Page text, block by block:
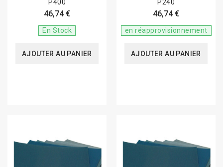
P400
46,74 €
En Stock
AJOUTER AU PANIER
P240
46,74 €
en réapprovisionnement
AJOUTER AU PANIER